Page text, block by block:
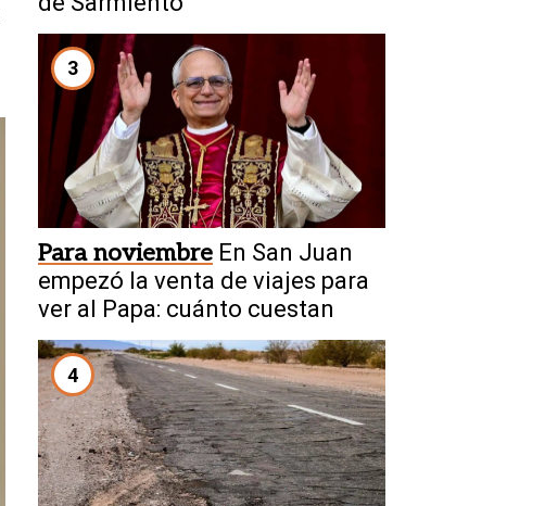
3
Para noviembre En San Juan
empezó la venta de viajes para
ver al Papa: cuánto cuestan
4